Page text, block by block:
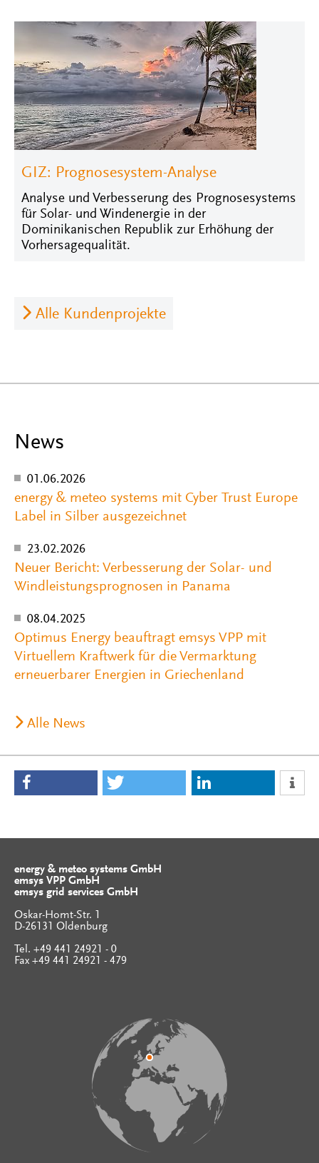
GIZ: Prognosesystem-Analyse
Analyse und Verbesserung des Prognosesystems
für Solar- und Windenergie in der
Dominikanischen Republik zur Erhöhung der
Vorhersagequalität.
Alle Kundenprojekte
News
01.06.2026
energy & meteo systems mit Cyber Trust Europe
Label in Silber ausgezeichnet
23.02.2026
Neuer Bericht: Verbesserung der Solar- und
Windleistungsprognosen in Panama
08.04.2025
Optimus Energy beauftragt emsys VPP mit
Virtuellem Kraftwerk für die Vermarktung
erneuerbarer Energien in Griechenland
Alle News
energy & meteo systems GmbH
emsys VPP GmbH
emsys grid services GmbH
Oskar-Homt-Str. 1
D-26131 Oldenburg
Tel. +49 441 24921 - 0
Fax +49 441 24921 - 479